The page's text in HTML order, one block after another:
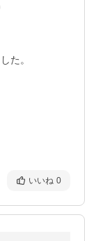
た。
いいね 0